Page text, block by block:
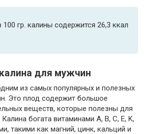
гр. калины содержится 26,3 ккал
для мужчин
из самых популярных и полезных
Это плод содержит большое
веществ, которые полезны для
богата витаминами А, В, С, Е, K,
такими как магний, цинк, кальций и